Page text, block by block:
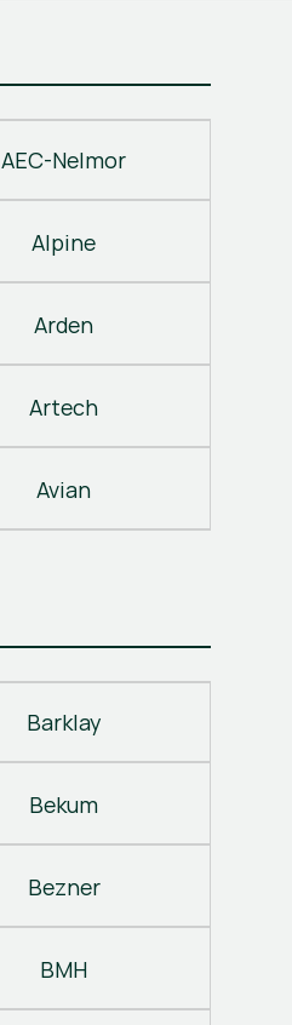
AEC-Nelmor
Alpine
Arden
Artech
Avian
Barklay
Bekum
Bezner
BMH